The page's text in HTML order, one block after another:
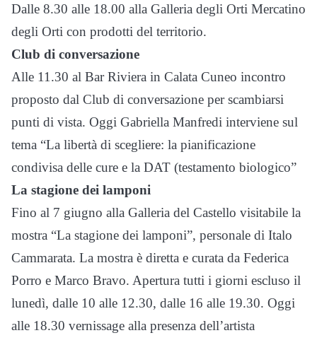
Dalle 8.30 alle 18.00 alla Galleria degli Orti Mercatino
degli Orti con prodotti del territorio.
Club di conversazione
Alle 11.30 al Bar Riviera in Calata Cuneo incontro
proposto dal Club di conversazione per scambiarsi
punti di vista. Oggi Gabriella Manfredi interviene sul
tema “La libertà di scegliere: la pianificazione
condivisa delle cure e la DAT (testamento biologico”
La stagione dei lamponi
Fino al 7 giugno alla Galleria del Castello visitabile la
mostra “La stagione dei lamponi”, personale di Italo
Cammarata. La mostra è diretta e curata da Federica
Porro e Marco Bravo. Apertura tutti i giorni escluso il
lunedì, dalle 10 alle 12.30, dalle 16 alle 19.30. Oggi
alle 18.30 vernissage alla presenza dell’artista